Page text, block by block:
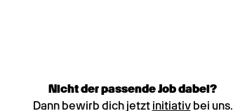
Nicht der passende Job dabei?
Dann bewirb dich jetzt initiativbei uns.